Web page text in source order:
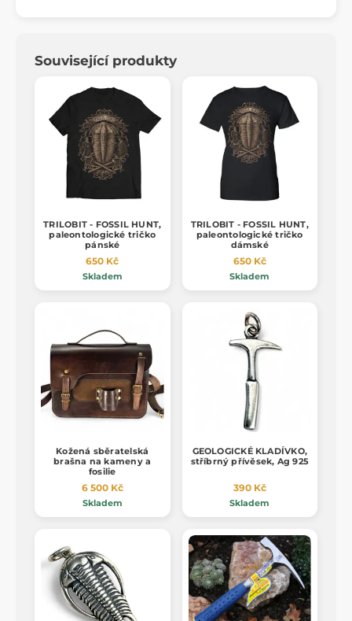
Související produkty
TRILOBIT - FOSSIL HUNT,
paleontologické tričko
pánské
650 Kč
Skladem
TRILOBIT - FOSSIL HUNT,
paleontologické tričko
dámské
650 Kč
Skladem
Kožená sběratelská
brašna na kameny a
fosilie
6 500 Kč
Skladem
GEOLOGICKÉ KLADÍVKO,
stříbrný přívěsek, Ag 925
390 Kč
Skladem